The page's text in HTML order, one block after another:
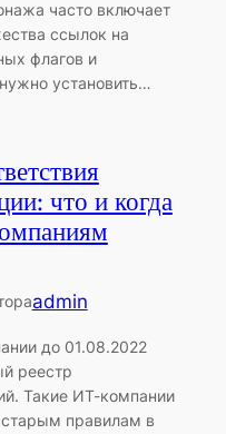
часто включает
ссылок на
флагов и
установить…
что и когда
admin
до 01.08.2022
реестр
Такие ИТ-компании
правилам в